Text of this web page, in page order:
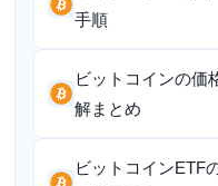
手順
ビットコインの価
解まとめ
ビットコインETF